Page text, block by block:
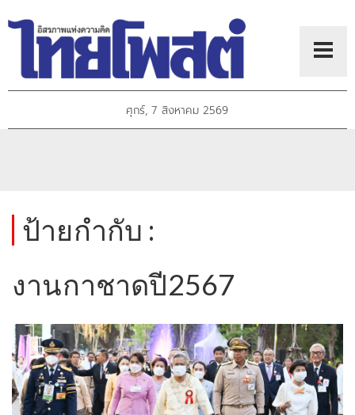
ศุกร์, 7 สิงหาคม 2569
ป้ายกำกับ :
งานกาชาดปี2567